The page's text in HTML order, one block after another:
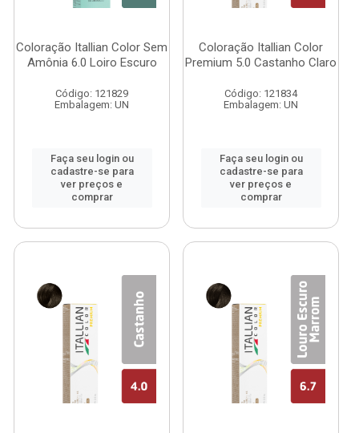
Coloração Itallian Color Sem
Amônia 6.0 Loiro Escuro
Código: 121829
Embalagem: UN
Faça seu login ou
cadastre-se para
ver preços e
comprar
Coloração Itallian Color
Premium 5.0 Castanho Claro
Código: 121834
Embalagem: UN
Faça seu login ou
cadastre-se para
ver preços e
comprar